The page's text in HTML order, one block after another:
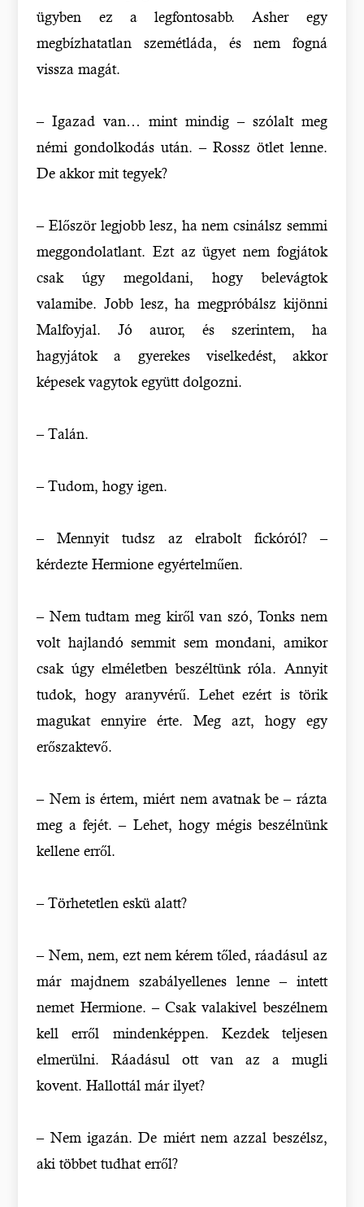
ügyben ez a legfontosabb. Asher egy
megbízhatatlan szemétláda, és nem fogná
vissza magát.
– Igazad van… mint mindig – szólalt meg
némi gondolkodás után. – Rossz ötlet lenne.
De akkor mit tegyek?
– Először legjobb lesz, ha nem csinálsz semmi
meggondolatlant. Ezt az ügyet nem fogjátok
csak úgy megoldani, hogy belevágtok
valamibe. Jobb lesz, ha megpróbálsz kijönni
Malfoyjal. Jó auror, és szerintem, ha
hagyjátok a gyerekes viselkedést, akkor
képesek vagytok együtt dolgozni.
– Talán.
– Tudom, hogy igen.
– Mennyit tudsz az elrabolt fickóról? –
kérdezte Hermione egyértelműen.
– Nem tudtam meg kiről van szó, Tonks nem
volt hajlandó semmit sem mondani, amikor
csak úgy elméletben beszéltünk róla. Annyit
tudok, hogy aranyvérű. Lehet ezért is törik
magukat ennyire érte. Meg azt, hogy egy
erőszaktevő.
– Nem is értem, miért nem avatnak be – rázta
meg a fejét. – Lehet, hogy mégis beszélnünk
kellene erről.
– Törhetetlen eskü alatt?
– Nem, nem, ezt nem kérem tőled, ráadásul az
már majdnem szabályellenes lenne – intett
nemet Hermione. – Csak valakivel beszélnem
kell erről mindenképpen. Kezdek teljesen
elmerülni. Ráadásul ott van az a mugli
kovent. Hallottál már ilyet?
– Nem igazán. De miért nem azzal beszélsz,
aki többet tudhat erről?